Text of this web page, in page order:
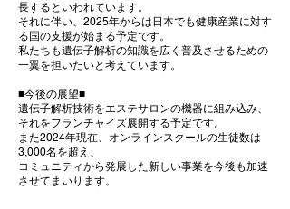
長するといわれています。
それに伴い、2025年からは日本でも健康産業に対す
る国の支援が始まる予定です。
私たちも遺伝子解析の知識を広く普及させるための
一翼を担いたいと考えています。
■今後の展望■
遺伝子解析技術をエステサロンの機器に組み込み、
それをフランチャイズ展開する予定です。
また2024年現在、オンラインスクールの生徒数は
3,000名を超え、
コミュニティから発展した新しい事業を今後も加速
させてまいります。